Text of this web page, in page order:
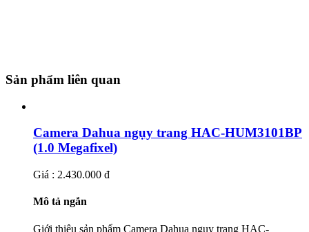
Sản phẩm liên quan
Camera Dahua ngụy trang HAC-HUM3101BP
(1.0 Megafixel)
Giá : 2.430.000 đ
Mô tả ngắn
Giới thiệu sản phẩm Camera Dahua ngụy trang HAC-